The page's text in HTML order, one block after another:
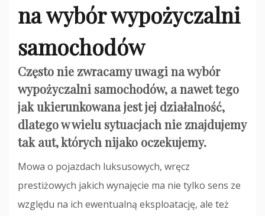
na wybór wypożyczalni
samochodów
Często nie zwracamy uwagi na wybór
wypożyczalni samochodów, a nawet tego
jak ukierunkowana jest jej działalność,
dlatego w wielu sytuacjach nie znajdujemy
tak aut, których nijako oczekujemy.
Mowa o pojazdach luksusowych, wręcz
prestiżowych jakich wynajęcie ma nie tylko sens ze
względu na ich ewentualną eksploatację, ale też